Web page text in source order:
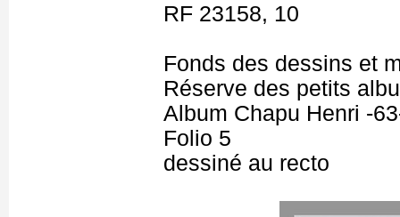
RF 23158, 10
Fonds des dessins et
Réserve des petits
Album Chapu Henri -
Folio 5
dessiné au recto